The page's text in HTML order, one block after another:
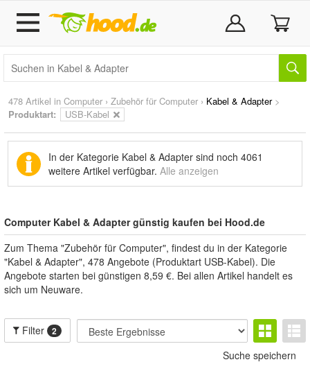
478 Artikel in Computer › Zubehör für Computer › Kabel & Adapter>
Produktart:
USB-Kabel
In der Kategorie Kabel & Adapter sind noch 4061
weitere Artikel verfügbar. Alle anzeigen
Computer Kabel & Adapter günstig kaufen bei Hood.de
Zum Thema "Zubehör für Computer", findest du in der Kategorie
"Kabel & Adapter", 478 Angebote (Produktart USB-Kabel). Die
Angebote starten bei günstigen 8,59 €. Bei allen Artikel handelt es
sich um Neuware.
Filter 2
Suche speichern